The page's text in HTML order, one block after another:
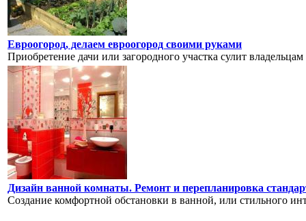
Евроогород, делаем евроогород своими руками
Приобретение дачи или загородного участка сулит
Дизайн ванной комнаты. Ремонт и перепланировка
Создание комфортной обстановки в ванной, или стильного